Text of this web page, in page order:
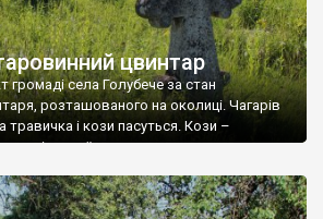
цвинтар
громаді села Голубече за стан
розташованого на околиці. Чагарів
травичка і кози пасуться. Кози –
шкідливої, для старих кладовищ,
обгризають, бо то улюблений
у Голубечому ціла колекція